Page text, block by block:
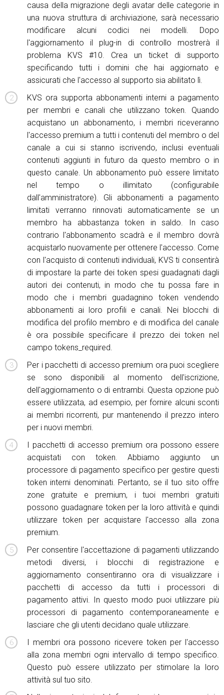
causa della migrazione degli avatar delle categorie in
una nuova struttura di archiviazione, sarà necessario
modificare alcuni codici nei modelli. Dopo
l'aggiornamento il plug-in di controllo mostrerà il
problema KVS #10. Crea un ticket di supporto
specificando tutti i domini che hai aggiornato e
assicurati che l'accesso al supporto sia abilitato lì.
KVS ora supporta abbonamenti interni a pagamento
per membri e canali che utilizzano token. Quando
acquistano un abbonamento, i membri riceveranno
l'accesso premium a tutti i contenuti del membro o del
canale a cui si stanno iscrivendo, inclusi eventuali
contenuti aggiunti in futuro da questo membro o in
questo canale. Un abbonamento può essere limitato
nel tempo o illimitato (configurabile
dall'amministratore). Gli abbonamenti a pagamento
limitati verranno rinnovati automaticamente se un
membro ha abbastanza token in saldo. In caso
contrario l'abbonamento scadrà e il membro dovrà
acquistarlo nuovamente per ottenere l'accesso. Come
con l'acquisto di contenuti individuali, KVS ti consentirà
di impostare la parte dei token spesi guadagnati dagli
autori dei contenuti, in modo che tu possa fare in
modo che i membri guadagnino token vendendo
abbonamenti ai loro profili e canali. Nei blocchi di
modifica del profilo membro e di modifica del canale
è ora possibile specificare il prezzo dei token nel
campo tokens_required.
Per i pacchetti di accesso premium ora puoi scegliere
se sono disponibili al momento dell'iscrizione,
dell'aggiornamento o di entrambi. Questa opzione può
essere utilizzata, ad esempio, per fornire alcuni sconti
ai membri ricorrenti, pur mantenendo il prezzo intero
per i nuovi membri.
I pacchetti di accesso premium ora possono essere
acquistati con token. Abbiamo aggiunto un
processore di pagamento specifico per gestire questi
token interni denominati. Pertanto, se il tuo sito offre
zone gratuite e premium, i tuoi membri gratuiti
possono guadagnare token per la loro attività e quindi
utilizzare token per acquistare l'accesso alla zona
premium.
Per consentire l'accettazione di pagamenti utilizzando
metodi diversi, i blocchi di registrazione e
aggiornamento consentiranno ora di visualizzare i
pacchetti di accesso da tutti i processori di
pagamento attivi. In questo modo puoi utilizzare più
processori di pagamento contemporaneamente e
lasciare che gli utenti decidano quale utilizzare.
I membri ora possono ricevere token per l'accesso
alla zona membri ogni intervallo di tempo specifico.
Questo può essere utilizzato per stimolare la loro
attività sul tuo sito.